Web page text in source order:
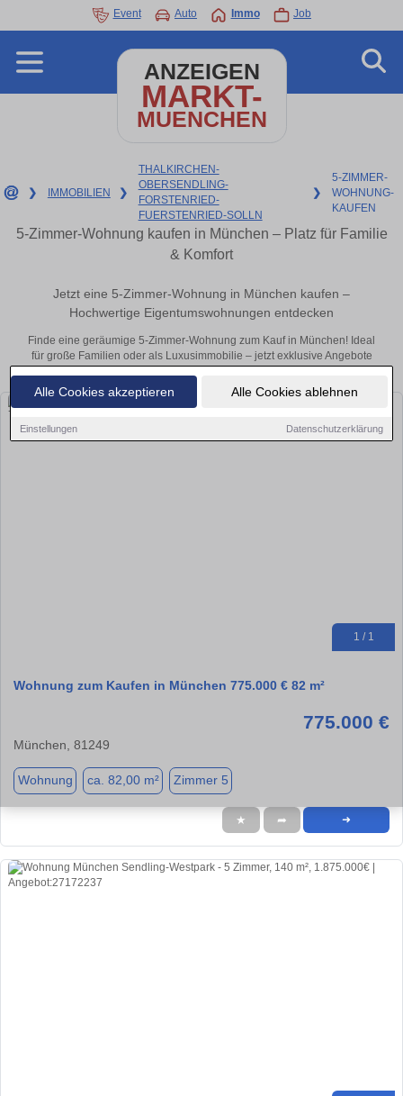
Alle Cookies akzeptieren Alle Cookies ablehnen
Einstellungen Datenschutzerklärung
Event Auto Immo Job
ANZEIGEN
MARKT-
MUENCHEN
❯ IMMOBILIEN ❯
THALKIRCHEN-
OBERSENDLING-
FORSTENRIED-
FUERSTENRIED-SOLLN
❯
5-ZIMMER-
WOHNUNG-
KAUFEN
5-Zimmer-Wohnung kaufen in München – Platz für Familie
& Komfort
Jetzt eine 5-Zimmer-Wohnung in München kaufen –
Hochwertige Eigentumswohnungen entdecken
Finde eine geräumige 5-Zimmer-Wohnung zum Kauf in München! Ideal
für große Familien oder als Luxusimmobilie – jetzt exklusive Angebote
1 / 1
Wohnung zum Kaufen in München 775.000 € 82 m²
775.000 €
München, 81249
Wohnung ca. 82,00 m² Zimmer 5
★ ➦ ➜